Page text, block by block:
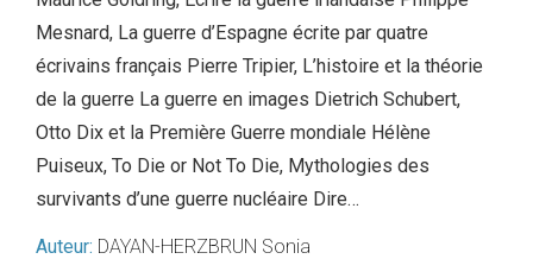
Mesnard, La guerre d’Espagne écrite par quatre
écrivains français Pierre Tripier, L’histoire et la théorie
de la guerre La guerre en images Dietrich Schubert,
Otto Dix et la Première Guerre mondiale Hélène
Puiseux, To Die or Not To Die, Mythologies des
survivants d’une guerre nucléaire Dire…
Auteur: DAYAN-HERZBRUN Sonia